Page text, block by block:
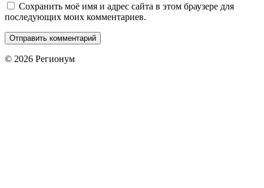
Сохранить моё имя и адрес сайта в этом браузере для
последующих моих комментариев.
© 2026 Регионум